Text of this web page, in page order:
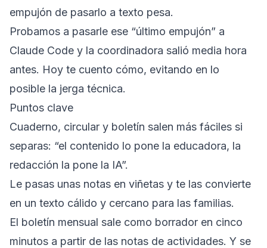
empujón de pasarlo a texto pesa.
Probamos a pasarle ese “último empujón” a
Claude Code y la coordinadora salió media hora
antes. Hoy te cuento cómo, evitando en lo
posible la jerga técnica.
Puntos clave
Cuaderno, circular y boletín salen más fáciles si
separas: “el contenido lo pone la educadora, la
redacción la pone la IA”.
Le pasas unas notas en viñetas y te las convierte
en un texto cálido y cercano para las familias.
El boletín mensual sale como borrador en cinco
minutos a partir de las notas de actividades. Y se